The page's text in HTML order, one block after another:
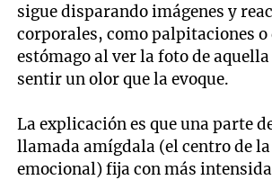
sigue disparando imágenes y
corporales, como palpitaciones o
estómago al ver la foto de
sentir un olor que la evoque.
La explicación es que una parte
llamada amígdala (el centro de
emocional) fija con más